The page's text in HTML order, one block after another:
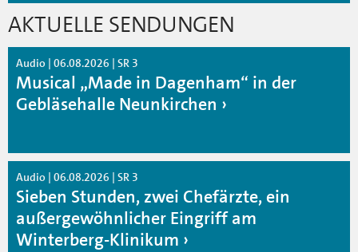
AKTUELLE SENDUNGEN
Audio | 06.08.2026 | SR 3
Musical „Made in Dagenham“ in der
Gebläsehalle Neunkirchen
Audio | 06.08.2026 | SR 3
Sieben Stunden, zwei Chefärzte, ein
außergewöhnlicher Eingriff am
Winterberg-Klinikum